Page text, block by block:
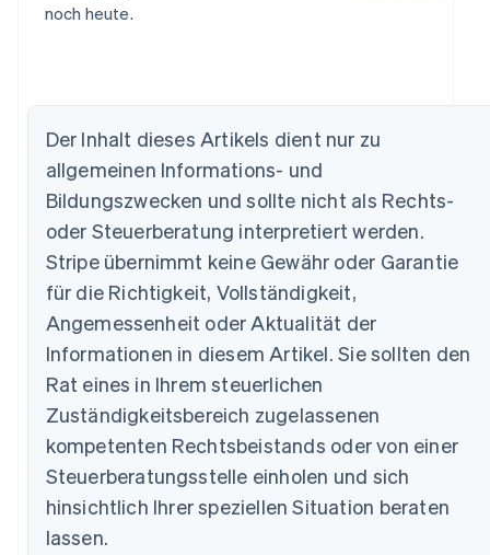
noch heute.
Der Inhalt dieses Artikels dient nur zu
allgemeinen Informations- und
Bildungszwecken und sollte nicht als Rechts-
oder Steuerberatung interpretiert werden.
Stripe übernimmt keine Gewähr oder Garantie
für die Richtigkeit, Vollständigkeit,
Angemessenheit oder Aktualität der
Informationen in diesem Artikel. Sie sollten den
Rat eines in Ihrem steuerlichen
Zuständigkeitsbereich zugelassenen
kompetenten Rechtsbeistands oder von einer
Steuerberatungsstelle einholen und sich
hinsichtlich Ihrer speziellen Situation beraten
lassen.
Australien
English
Belgien
NederlandsFrançaisDeutschEnglish
Brasilien
Bulgarien
English
Dänemark
English
Deutschland
DeutschEnglish
Estland
English
Festlandchina